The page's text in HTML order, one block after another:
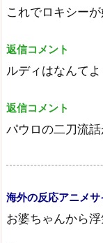
これでロキシー
返信コメント
ルディはなんてよ
返信コメント
パウロの二刀流話
海外の反応アニメサ
お婆ちゃんから浮